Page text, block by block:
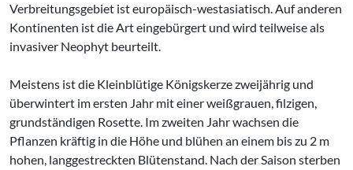
Verbreitungsgebiet ist europäisch-westasiatisch. Auf anderen
Kontinenten ist die Art eingebürgert und wird teilweise als
invasiver Neophyt beurteilt.
Meistens ist die Kleinblütige Königskerze zweijährig und
überwintert im ersten Jahr mit einer weißgrauen, filzigen,
grundständigen Rosette. Im zweiten Jahr wachsen die
Pflanzen kräftig in die Höhe und blühen an einem bis zu 2 m
hohen, langgestreckten Blütenstand. Nach der Saison sterben